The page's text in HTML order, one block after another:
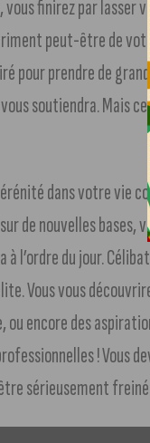
finirez par lasser
peut-être de
pour prendre de
soutiendra. Mais
dans votre vie
de nouvelles bases,
à l’ordre du jour.
Vous vous
ou encore des
! Vous
sérieusement